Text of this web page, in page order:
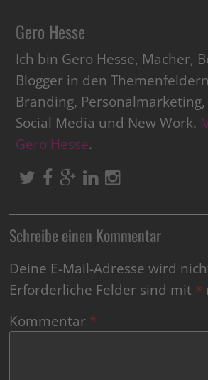
Gero Hesse
Ich bin Gero Hesse, Macher,
Blogger in den
Branding,
Social Media und New Work.
Gero Hesse.
Schreibe einen Kommentar
Deine E-Mail-Adresse wird
Erforderliche Felder sind mit *
Kommentar *